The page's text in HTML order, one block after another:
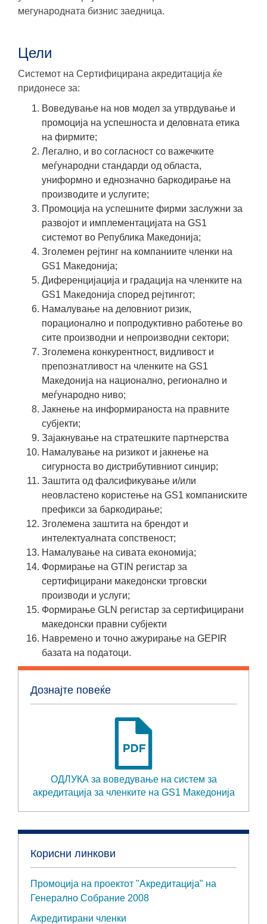
мегународната бизнис заедница.
Цели
Системот на Сертифицирана акредитација ќе
придонесе за:
Воведување на нов модел за утврдување и
промоција на успешноста и деловната етика
на фирмите;
Легално, и во согласност со важечките
меѓународни стандарди од областа,
униформно и еднозначно баркодирање на
производите и услугите;
Промоција на успешните фирми заслужни за
развојот и имплементацијата на GS1
системот во Република Македонија;
Зголемен рејтинг на компаниите членки на
GS1 Македонија;
Диференцијација и градација на членките на
GS1 Македонија според рејтингот;
Намалување на деловниот ризик,
порационално и попродуктивно работење во
сите производни и непроизводни сектори;
Зголемена конкурентност, видливост и
препознатливост на членките на GS1
Македонија на национално, регионално и
меѓународно ниво;
Јакнење на информираноста на правните
субјекти;
Зајакнување на стратешките партнерства
Намалување на ризикот и јакнење на
сигурноста во дистрибутивниот синџир;
Заштита од фалсификување и/или
неовластено користење на GS1 компаниските
префикси за баркодирање;
Зголемена заштита на брендот и
интелектуалната сопственост;
Намалување на сивата економија;
Формирање на GTIN регистар за
сертифицирани македонски трговски
производи и услуги;
Формирање GLN регистар за сертифицирани
македонски правни субјекти
Навремено и точно ажурирање на GEPIR
базата на податоци.
Дознајте повеќе
ОДЛУКА за воведување на систем за
акредитација за членките на GS1 Македонија
Корисни линкови
Промоција на проектот "Акредитација" на
Генерално Собрание 2008
Акредитирани членки